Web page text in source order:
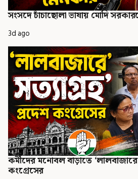
সংসদে চাঁচাছোলা ভাষায় মোদি
3d ago
কর্মীদের মনোবল বাড়াতে ‘লালবাজারে
কংগ্রেসের